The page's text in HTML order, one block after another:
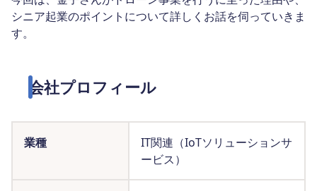
シニア起業のポイントについて詳しくお話を伺っていきま
す。
会社プロフィール
業種
IT関連（IoTソリューションサ
ービス）